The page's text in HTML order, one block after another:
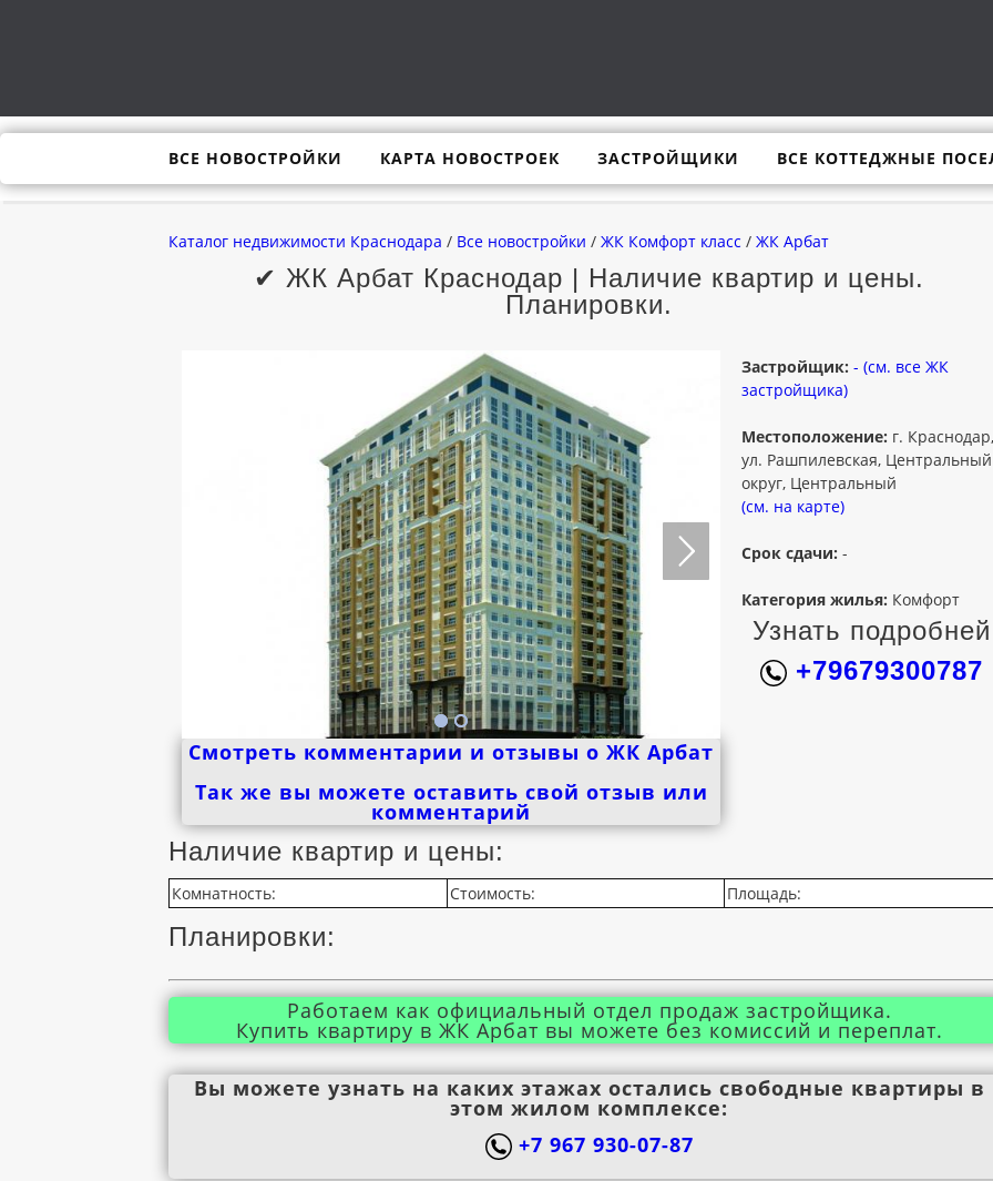
ВСЕ НОВОСТРОЙКИ КАРТА НОВОСТРОЕК ЗАСТРОЙЩИКИ ВСЕ КОТТЕДЖНЫЕ
Каталог недвижимости Краснодара / Все новостройки / ЖК Комфорт класс / ЖК Арбат
✔ ЖК Арбат Краснодар | Наличие квартир и цены.
Планировки.
Смотреть комментарии и отзывы о ЖК Арбат
Так же вы можете оставить свой отзыв или
комментарий
Застройщик: - (см. все ЖК
застройщика)
Местоположение: г. Краснодар,
ул. Рашпилевская, Центральный
округ, Центральный
(см. на карте)
Срок сдачи: -
Категория жилья: Комфорт
Узнать подробней
+79679300787
Наличие квартир и цены:
Комнатность: Стоимость: Площадь:
Планировки:
Работаем как официальный отдел продаж застройщика.
Купить квартиру в ЖК Арбат вы можете без комиссий и переплат.
Вы можете узнать на каких этажах остались свободные квартиры в
этом жилом комплексе:
+7 967 930-07-87